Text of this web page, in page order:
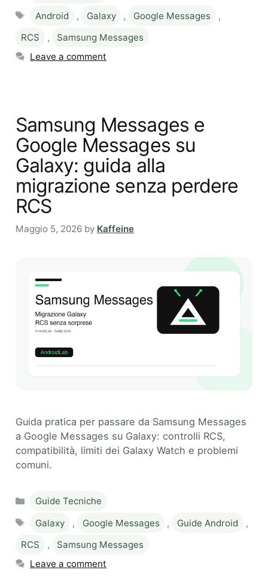
Tags
Android , Galaxy , Google Messages
,
RCS
,
Samsung Messages
Leave a comment
Samsung Messages e
Google Messages su
Galaxy: guida alla
migrazione senza perdere
RCS
Maggio 5, 2026 by Kaffeine
Guida pratica per passare da Samsung Messages
a Google Messages su Galaxy: controlli RCS,
compatibilità, limiti dei Galaxy Watch e problemi
comuni.
Categories
Guide Tecniche
Tags
Galaxy , Google Messages , Guide Android
,
RCS
,
Samsung Messages
Leave a comment